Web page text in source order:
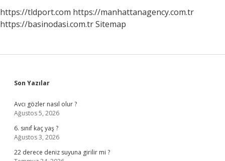
https://tldport.com https://manhattanagency.com.tr
https://basinodasi.com.trSitemap
Sidebar
Son Yazılar
Avcı gözler nasıl olur ?
Ağustos 5, 2026
6. sınıf kaç yaş ?
Ağustos 3, 2026
22 derece deniz suyuna girilir mi ?